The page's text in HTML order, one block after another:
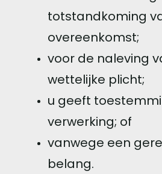
totstandkoming
overeenkomst;
voor de naleving
wettelijke plicht;
u geeft
verwerking; of
vanwege een
belang.